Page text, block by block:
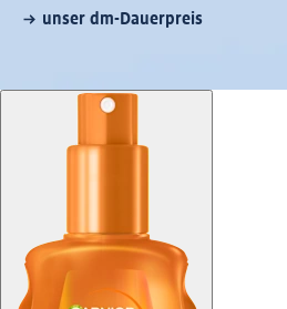
unser dm-Dauerpreis